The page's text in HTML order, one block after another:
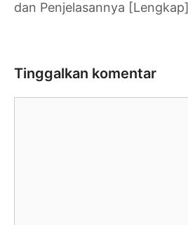
dan Penjelasannya [Lengkap]
Tinggalkan komentar